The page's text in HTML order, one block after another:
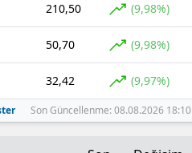
210,50 (9,98%)
50,70 (9,98%)
32,42 (9,97%)
Son Güncellenme: 08.08.2026 18:10